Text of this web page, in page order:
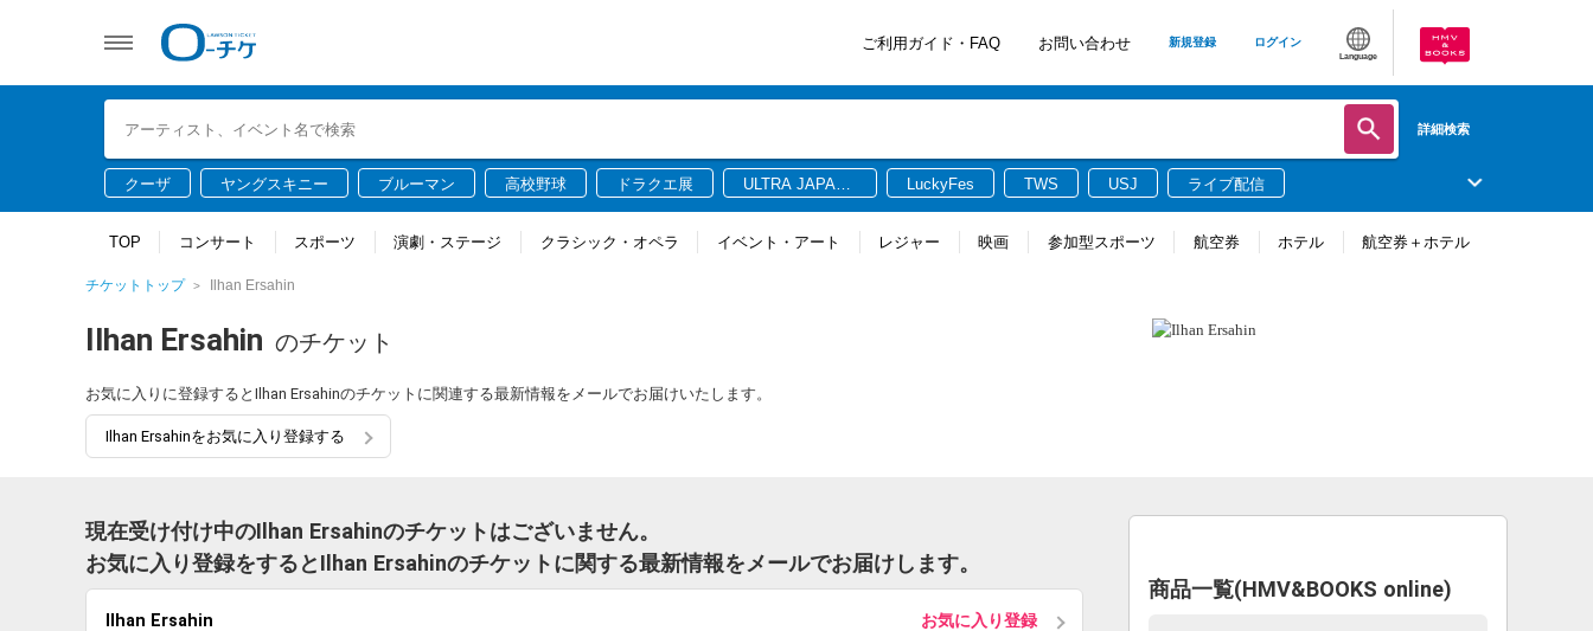
ご利用ガイド・FAQ お問い合わせ 新規登録 ログイン
Language
詳細検索
クーザ ヤングスキニー ブルーマン 高校野球 ドラクエ展
ULTRA JAPAN
LuckyFes TWS USJ ライブ配信
TOP コンサート スポーツ 演劇・ステージ クラシック・オペラ イベント・アート レジャー 映画 参加型スポーツ 航空券 ホテル 航空券＋ホテル
チケットトップ Ilhan Ersahin
Ilhan Ersahin のチケット
お気に入りに登録するとIlhan Ersahinのチケットに関連する最新情報をメールでお届けいたします。
Ilhan Ersahinをお気に入り登録する
現在受け付け中のIlhan Ersahinのチケットはございません。
お気に入り登録をするとIlhan Ersahinのチケットに関する最新情報をメールでお届けします。
Ilhan Ersahin お気に入り登録
商品一覧(HMV&BOOKS online)